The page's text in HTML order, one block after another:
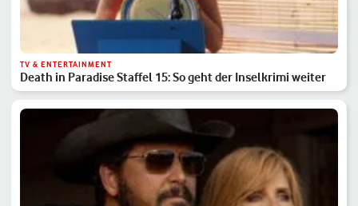
TV & ENTERTAINMENT
Death in Paradise Staffel 15: So geht der Inselkrimi weiter